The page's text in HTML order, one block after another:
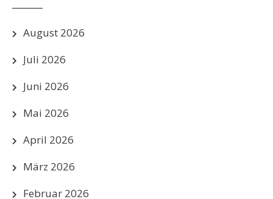
August 2026
Juli 2026
Juni 2026
Mai 2026
April 2026
März 2026
Februar 2026